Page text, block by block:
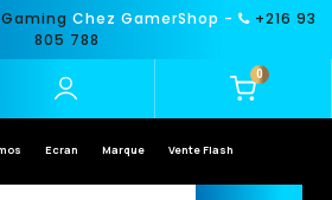
Chez GamerShop -
+216 93
805 788
0
Ecran Marque Vente Flash